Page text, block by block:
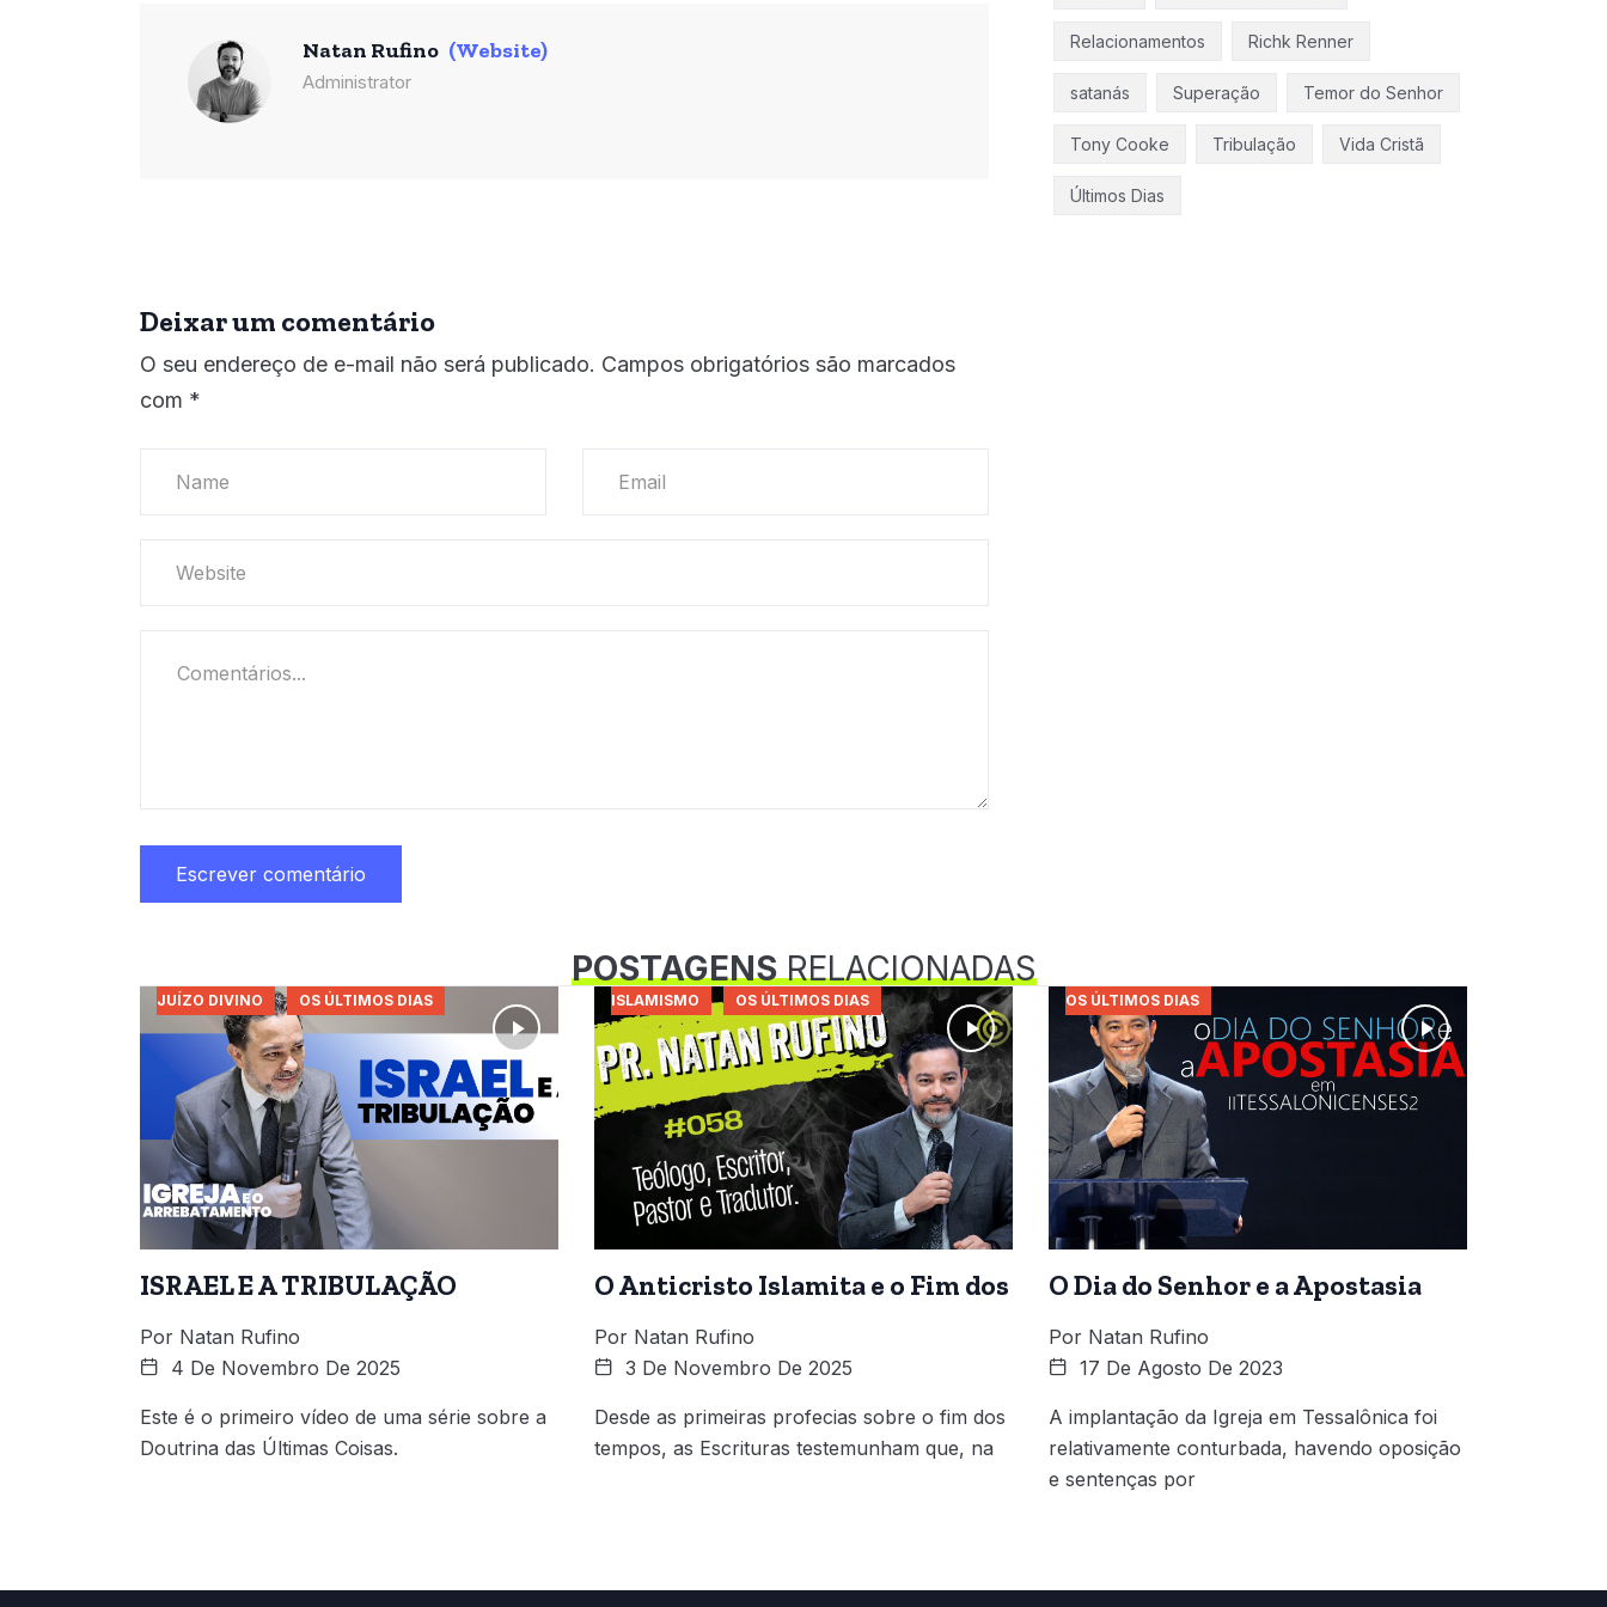
Natan Rufino (Website)
Administrator
Deixar um comentário
O seu endereço de e-mail não será publicado. Campos obrigatórios são marcados
com *
Relacionamentos Richk Renner
satanás Superação Temor do Senhor
Tony Cooke Tribulação Vida Cristã
Últimos Dias
POSTAGENSRELACIONADAS
JUÍZO DIVINO OS ÚLTIMOS DIAS
ISRAEL E A TRIBULAÇÃO
Por Natan Rufino
4 De Novembro De 2025
Este é o primeiro vídeo de uma série sobre a
Doutrina das Últimas Coisas.
ISLAMISMO OS ÚLTIMOS DIAS
O Anticristo Islamita e o Fim dos
Por Natan Rufino
3 De Novembro De 2025
Desde as primeiras profecias sobre o fim dos
tempos, as Escrituras testemunham que, na
OS ÚLTIMOS DIAS
O Dia do Senhor e a Apostasia
Por Natan Rufino
17 De Agosto De 2023
A implantação da Igreja em Tessalônica foi
relativamente conturbada, havendo oposição
e sentenças por